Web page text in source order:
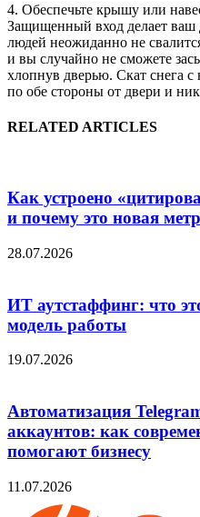
4. Обеспечьте крышу или
Защищенный вход делает ваш
людей неожиданно не
и вы случайно не сможете
хлопнув дверью. Скат снега с
по обе стороны от двери и
RELATED ARTICLES
Как устроено
и почему это новая
28.07.2026
ИТ аутстаффинг: что
модель работы
19.07.2026
Автоматизация
аккаунтов: как
помогают бизнесу
11.07.2026